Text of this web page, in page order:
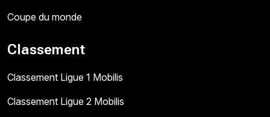
Coupe du monde
Classement
Classement Ligue 1 Mobilis
Classement Ligue 2 Mobilis